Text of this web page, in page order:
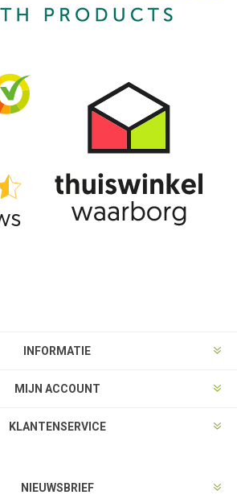
INFORMATIE
MIJN ACCOUNT
KLANTENSERVICE
NIEUWSBRIEF